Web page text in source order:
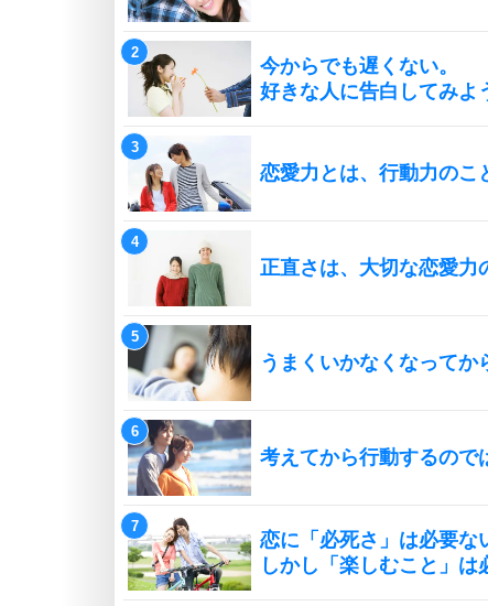
今からでも遅くない。
好きな人に告白してみよ
恋愛力とは、行動力のこ
正直さは、大切な恋愛力
うまくいかなくなってか
考えてから行動するので
恋に「必死さ」は必要な
しかし「楽しむこと」は